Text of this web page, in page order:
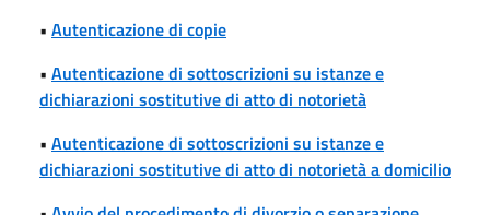
• Autenticazione di copie
• Autenticazione di sottoscrizioni su istanze e
dichiarazioni sostitutive di atto di notorietà
• Autenticazione di sottoscrizioni su istanze e
dichiarazioni sostitutive di atto di notorietà a domicilio